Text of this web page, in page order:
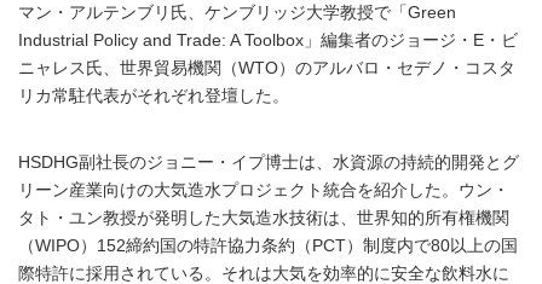
マン・アルテンブリ氏、ケンブリッジ大学教授で「Green
Industrial Policy and Trade: A Toolbox」編集者のジョージ・E・ビ
ニャレス氏、世界貿易機関（WTO）のアルバロ・セデノ・コスタ
リカ常駐代表がそれぞれ登壇した。
HSDHG副社長のジョニー・イプ博士は、水資源の持続的開発とグ
リーン産業向けの大気造水プロジェクト統合を紹介した。ウン・
タト・ユン教授が発明した大気造水技術は、世界知的所有権機関
（WIPO）152締約国の特許協力条約（PCT）制度内で80以上の国
際特許に採用されている。それは大気を効率的に安全な飲料水に